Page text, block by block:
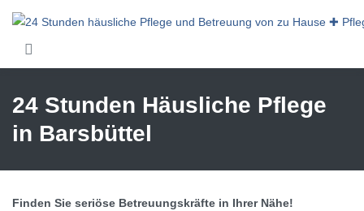
24 Stunden Häusliche Pflege
in Barsbüttel
Finden Sie seriöse Betreuungskräfte in Ihrer Nähe!